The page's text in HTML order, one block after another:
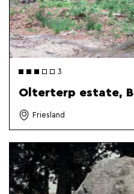
3
Olterterp estate,
Friesland